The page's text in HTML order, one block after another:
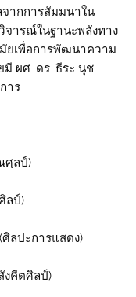
ากการสัมมนาใน
จารณ์ในฐานะพลังทาง
ยเพื่อการพัฒนาความ
ผศ. ดร. ธีระ นุช
าร
ศฺลป์)
ลป์)
ลปะการแสดง)
งคีตศิลป์)